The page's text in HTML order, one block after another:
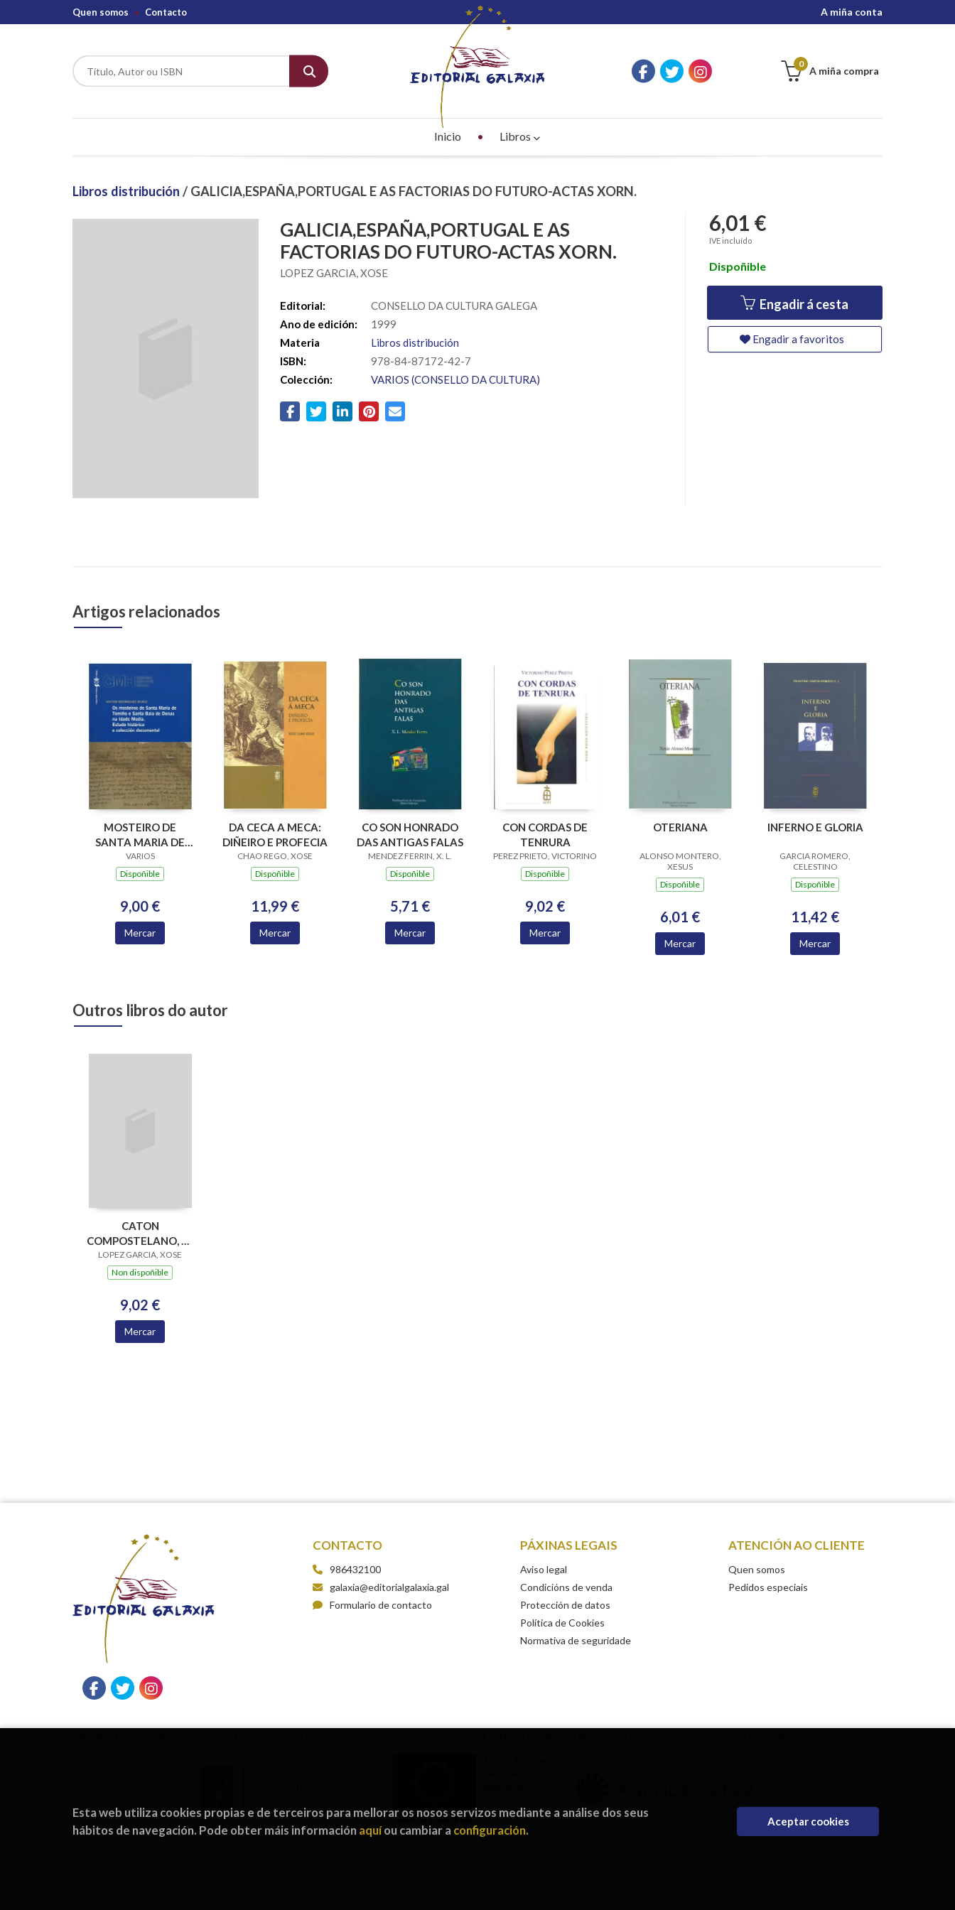
A miña conta
Quen somos Contacto
A miña compra
0
Inicio Libros
Libros distribución / GALICIA,ESPAÑA,PORTUGAL E AS FACTORIAS DO FUTURO-ACTAS XORN.
GALICIA,ESPAÑA,PORTUGAL E AS
FACTORIAS DO FUTURO-ACTAS XORN.
LOPEZ GARCIA, XOSE
Editorial:
CONSELLO DA CULTURA GALEGA
Ano de edición:
1999
Materia
Libros distribución
ISBN:
978-84-87172-42-7
Colección:
VARIOS (CONSELLO DA CULTURA)
6,01 €
IVE incluído
Dispoñible
Engadir á cesta
Engadir a favoritos
Artigos relacionados
MOSTEIRO DE
SANTA MARIA DE
XUNQUEIRA DE
ESPADANEDO SXII-
VARIOS
Dispoñible
9,00 €
Mercar
DA CECA A MECA:
DIÑEIRO E PROFECIA
CHAO REGO, XOSE
Dispoñible
11,99 €
Mercar
CO SON HONRADO
DAS ANTIGAS FALAS
MENDEZ FERRIN, X. L.
Dispoñible
5,71 €
Mercar
CON CORDAS DE
TENRURA
PEREZ PRIETO, VICTORINO
Dispoñible
9,02 €
Mercar
OTERIANA
ALONSO MONTERO,
XESUS
Dispoñible
6,01 €
Mercar
INFERNO E GLORIA
GARCIA ROMERO,
CELESTINO
Dispoñible
11,42 €
Mercar
Outros libros do autor
CATON
COMPOSTELANO, EL
- ESTUDIOS
LOPEZ GARCIA, XOSE
Non dispoñible
9,02 €
Mercar
CONTACTO
986432100
galaxia@editorialgalaxia.gal
Formulario de contacto
PÁXINAS LEGAIS
Aviso legal
Condicións de venda
Protección de datos
Política de Cookies
Normativa de seguridade
ATENCIÓN AO CLIENTE
Quen somos
Pedidos especiais
Europa”
Esta web utiliza cookies propias e de terceiros para mellorar os nosos servizos mediante a análise dos seus
hábitos de navegación. Pode obter máis información aquíou cambiar a configuración.
Aceptar cookies